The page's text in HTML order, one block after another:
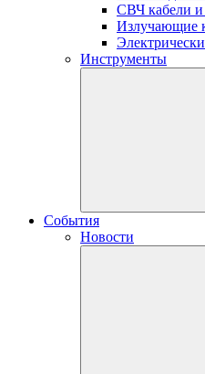
СВЧ кабели и
Излучающие
Инструменты
События
Новости